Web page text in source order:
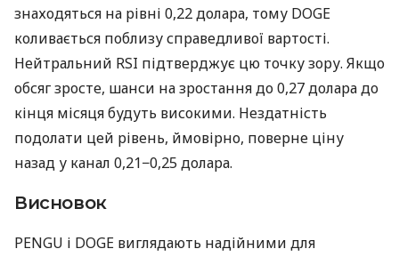
знаходяться на рівні 0,22 долара, тому DOGE
коливається поблизу справедливої вартості.
Нейтральний RSI підтверджує цю точку зору. Якщо
обсяг зросте, шанси на зростання до 0,27 долара до
кінця місяця будуть високими. Нездатність
подолати цей рівень, ймовірно, поверне ціну
назад у канал 0,21−0,25 долара.
Висновок
PENGU і DOGE виглядають надійними для